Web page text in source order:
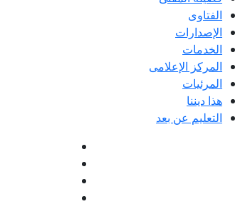
الفتاوى
الإصدارات
الخدمات
المركز الإعلامى
المرئيات
هذا ديننا
التعليم عن بعد